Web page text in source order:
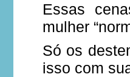
Essas
mulher
Só os
isso com